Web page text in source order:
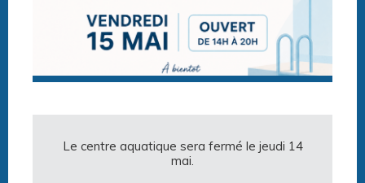
Le centre aquatique sera fermé le jeudi 14
mai.